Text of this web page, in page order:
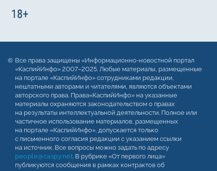
Все права защищены «Информационно-новостной портал
«КаспийИнфо» 2007–2025. Любые материалы, размещенные
на портале «КаспийИнфо» сотрудниками редакции,
нештатными авторами и читателями, являются объектами
авторского права. Права«КаспийИнфо» на указанные
материалы охраняются законодательством о правах
на результаты интеллектуальной деятельности. Полное или
частичное использование материалов, размещенных
на портале «КаспийИнфо», допускается только
с письменного согласия редакции с указанием ссылки
на источник. Все вопросы можно задать по адресу
people@caspy.net. В рубрике «От первого лица»
публикуются сообщения в рамках контрактов об